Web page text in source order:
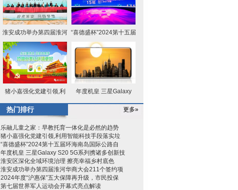
淮安成功举办第四届淮河
华商大
“喜德盛杯”2024第十五届
环海
猪小嘉强化党建引领,利
年度机皇 三星Galaxy
热门排行 更多»
乐融儿童之家：早教托育一体化是必然的趋势
猪小嘉强化党建引领,利用智能科技手段落实垃
“喜德盛杯”2024第十五届环海南岛国际公路自
年度机皇 三星Galaxy S20 5G系列携诸多创新技
淮安区深化全域环境治理 擦亮幸福乡村底色
淮安成功举办第四届淮河华商大会211个签约项
2024年度“沪惠保”五大保障再升级，市民投保
第七届世界军人运动会开幕式亮点解读